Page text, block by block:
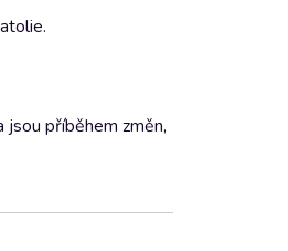
jsou příběhem změn,